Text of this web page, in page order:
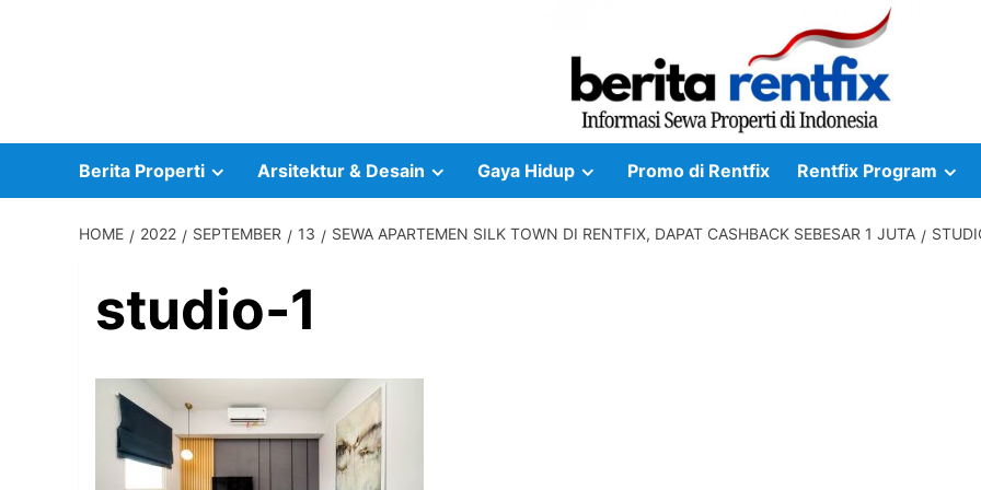
Berita Properti Arsitektur & Desain Gaya Hidup Promo di Rentfix Rentfix Program
HOME 2022 SEPTEMBER 13 SEWA APARTEMEN SILK TOWN DI RENTFIX, DAPAT CASHBACK SEBESAR 1 JUTA
studio-1